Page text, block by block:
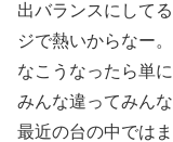
出バランスにして
ジで熱いからなー
なこうなったら単
みんな違ってみん
最近の台の中では